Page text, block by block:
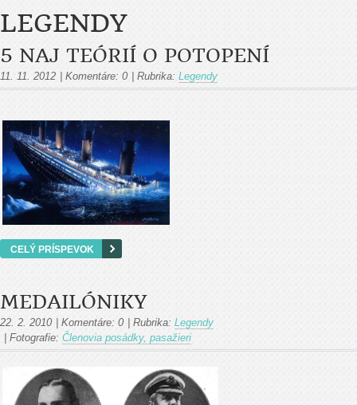
LEGENDY
5 NAJ TEÓRIÍ O POTOPENÍ
11. 11. 2012 Komentáre: 0 Rubrika: Legendy
CELÝ PRÍSPEVOK
MEDAILÓNIKY
22. 2. 2010 Komentáre: 0 Rubrika: Legendy
Fotografie: Členovia posádky, pasažieri